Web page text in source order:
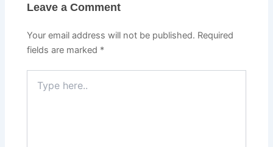
Leave a Comment
Your email address will not be published. Required
fields are marked *
here..